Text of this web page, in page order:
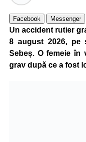
Facebook Messenger
Un accident rutier
8 august 2026, pe
Sebeș. O femeie
grav după ce a fost